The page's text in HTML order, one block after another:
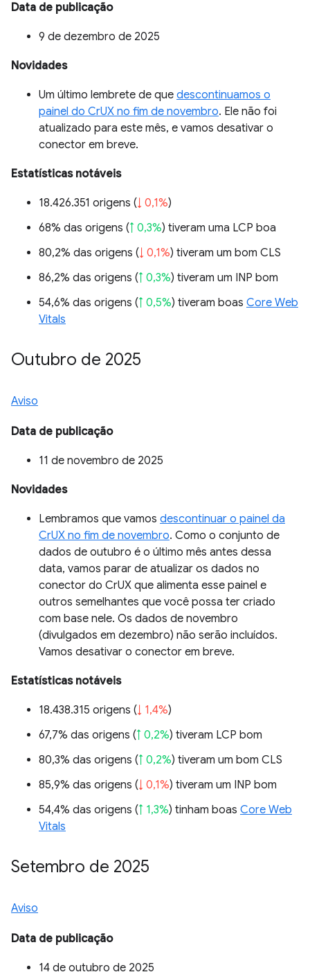
Data de publicação
9 de dezembro de 2025
Novidades
Um último lembrete de que descontinuamos o
painel do CrUX no fim de novembro. Ele não foi
atualizado para este mês, e vamos desativar o
conector em breve.
Estatísticas notáveis
18.426.351 origens (↓ 0,1%)
68% das origens (↑ 0,3%) tiveram uma LCP boa
80,2% das origens (↓ 0,1%) tiveram um bom CLS
86,2% das origens (↑ 0,3%) tiveram um INP bom
54,6% das origens (↑ 0,5%) tiveram boas Core Web
Vitals
Outubro de 2025
Aviso
Data de publicação
11 de novembro de 2025
Novidades
Lembramos que vamos descontinuar o painel da
CrUX no fim de novembro. Como o conjunto de
dados de outubro é o último mês antes dessa
data, vamos parar de atualizar os dados no
conector do CrUX que alimenta esse painel e
outros semelhantes que você possa ter criado
com base nele. Os dados de novembro
(divulgados em dezembro) não serão incluídos.
Vamos desativar o conector em breve.
Estatísticas notáveis
18.438.315 origens (↓ 1,4%)
67,7% das origens (↑ 0,2%) tiveram LCP bom
80,3% das origens (↑ 0,2%) tiveram um bom CLS
85,9% das origens (↓ 0,1%) tiveram um INP bom
54,4% das origens (↑ 1,3%) tinham boas Core Web
Vitals
Setembro de 2025
Aviso
Data de publicação
14 de outubro de 2025